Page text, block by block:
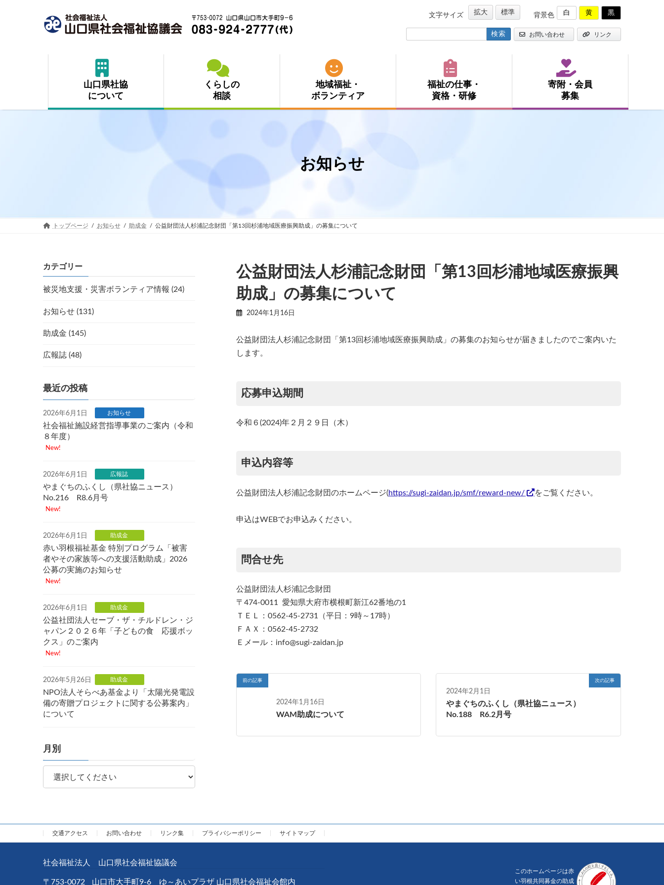
文字サイズ 拡大 標準 背景色 白 黄 黒
索:
お問い合わせ リンク
山口県社協
について
くらしの
相談
地域福祉・
ボランティア
福祉の仕事・
資格・研修
寄附・会員
募集
お知らせ
トップページ お知らせ 助成金 公益財団法人杉浦記念財団「第13回杉浦地域医療振興助成」の募集について
公益財団法人杉浦記念財団「第13回杉浦地域医療振興
助成」の募集について
2024年1月16日
公益財団法人杉浦記念財団「第13回杉浦地域医療振興助成」の募集のお知らせが届きましたのでご案内いた
します。
応募申込期間
令和６(2024)年２月２９日（木）
申込内容等
公益財団法人杉浦記念財団のホームページ(https://sugi-zaidan.jp/smf/reward-new/ をご覧ください。
申込はWEBでお申込みください。
問合せ先
公益財団法人杉浦記念財団
〒474-0011 愛知県大府市横根町新江62番地の1
ＴＥＬ：0562-45-2731（平日：9時～17時）
ＦＡＸ：0562-45-2732
Ｅメール：info@sugi-zaidan.jp
前の記事
WAM助成について
2024年1月16日
次の記事
やまぐちのふくし（県社協ニュース）
No.188 R6.2月号
2024年2月1日
カテゴリー
被災地支援・災害ボランティア情報 (24)
お知らせ (131)
助成金 (145)
広報誌 (48)
最近の投稿
2026年6月1日 お知らせ
社会福祉施設経営指導事業のご案内（令和
８年度）
New!
2026年6月1日 広報誌
やまぐちのふくし（県社協ニュース）
No.216 R8.6月号
New!
2026年6月1日 助成金
赤い羽根福祉基金 特別プログラム「被害
者やその家族等への支援活動助成」2026
公募の実施のお知らせ
New!
2026年6月1日 助成金
公益社団法人セーブ・ザ・チルドレン・ジ
ャパン２０２６年「子どもの食 応援ボッ
クス」のご案内
New!
2026年5月26日 助成金
NPO法人そらべあ基金より「太陽光発電設
備の寄贈プロジェクトに関する公募案内」
について
月別
交通アクセス お問い合わせ リンク集 プライバシーポリシー サイトマップ
社会福祉法人 山口県社会福祉協議会
〒753-0072 山口市大手町9-6 ゆ～あいプラザ 山口県社会福祉会館内
このホームページは赤
い羽根共同募金の助成